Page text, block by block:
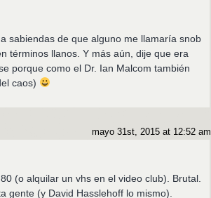
sabiendas de que alguno me llamaría snob
términos llanos. Y más aún, dije que era
porque como el Dr. Ian Malcom también
caos)
mayo 31st, 2015 at 12:52 am
(o alquilar un vhs en el video club). Brutal.
gente (y David Hasslehoff lo mismo).